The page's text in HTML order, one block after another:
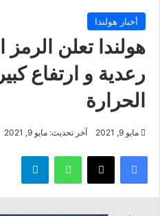
أخبار هولندا
هولندا تعلن
رعدية و ارتفاع
الحرارة
مايو 9, 2021 آخر تحديث: مايو 9, 2021
فيسبوك ‫X واتساب تيلقرام